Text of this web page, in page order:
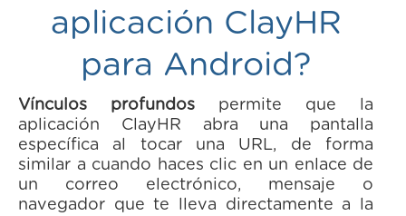
aplicación ClayHR
para Android?
Vínculos profundos permite que la
aplicación ClayHR abra una pantalla
específica al tocar una URL, de forma
similar a cuando haces clic en un enlace de
un correo electrónico, mensaje o
navegador que te lleva directamente a la